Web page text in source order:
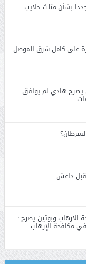
بشأن مثلث حلايب
على كامل شرق الموصل
يصرح هادي لم يوافق
الارهاب وبوتين يصرح :
مكافحة الإرهاب